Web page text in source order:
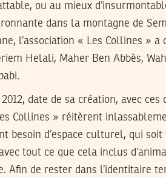
ou au mieux
dans la montagne de
l’association « Les Collines » a
Helali, Maher Ben Abbès,
2012, date de sa création, avec
Collines » réitèrent
besoin d’espace culturel, qui
tout ce que cela inclus
Afin de rester dans l’identitaire